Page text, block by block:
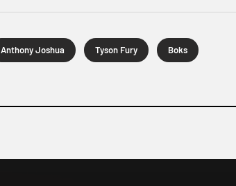
Anthony Joshua Tyson Fury Boks